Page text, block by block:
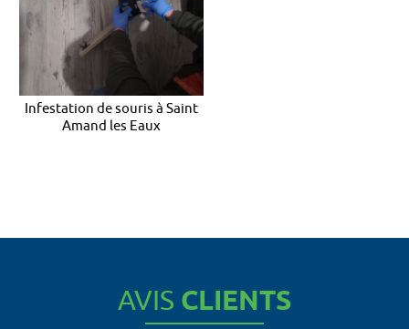
Infestation de souris à Saint
Amand les Eaux
AVIS CLIENTS